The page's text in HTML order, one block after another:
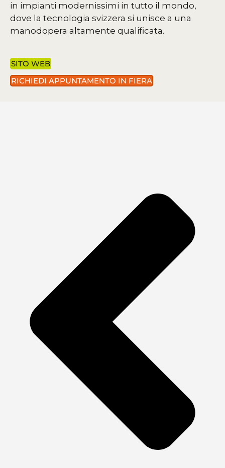
in impianti modernissimi in tutto il mondo,
dove la tecnologia svizzera si unisce a una
manodopera altamente qualificata.
SITO WEB
RICHIEDI APPUNTAMENTO IN FIERA